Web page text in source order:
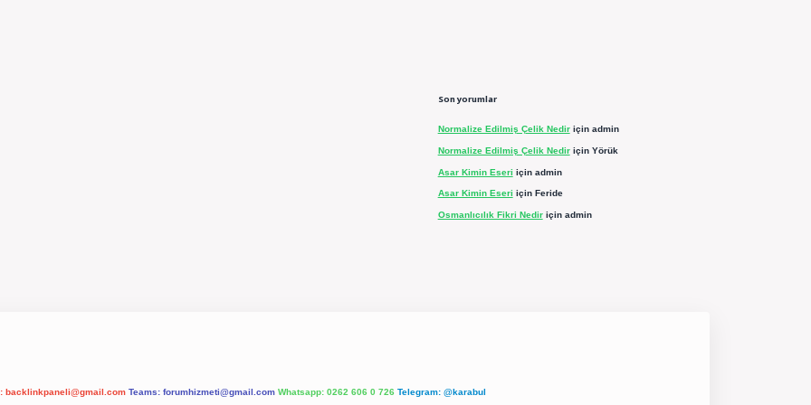
Son yorumlar
Normalize Edilmiş Çelik Nediriçin admin
Normalize Edilmiş Çelik Nediriçin Yörük
Asar Kimin Eseri için admin
Asar Kimin Eseri için Feride
Osmanlıcılık Fikri Nediriçin admin
backlinkpaneli@gmail.com Teams: forumhizmeti@gmail.com Whatsapp: 0262 606 0 726 Telegram: @karabul